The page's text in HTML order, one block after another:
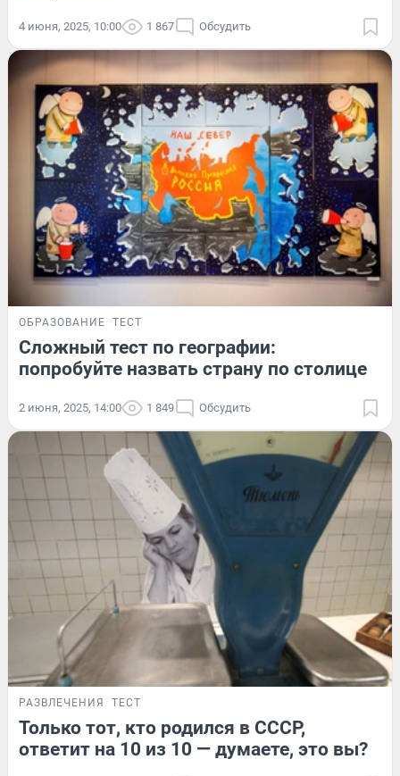
4 июня, 2025, 10:00 1 867 Обсудить
ОБРАЗОВАНИЕ ТЕСТ
Сложный тест по географии:
попробуйте назвать страну по столице
2 июня, 2025, 14:00 1 849 Обсудить
РАЗВЛЕЧЕНИЯ ТЕСТ
Только тот, кто родился в СССР,
ответит на 10 из 10 — думаете, это вы?